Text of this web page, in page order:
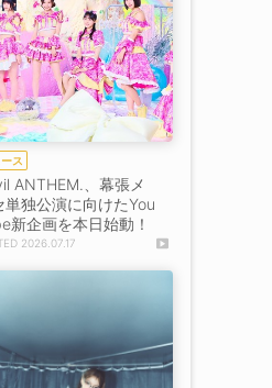
ス
ANTHEM.、幕張メ
単独公演に向けたYou
新企画を本日始動！
2026.07.17